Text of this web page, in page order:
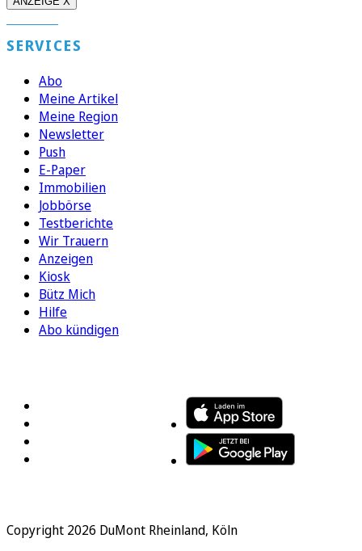
SERVICES
Abo
Meine Artikel
Meine Region
Newsletter
Push
E-Paper
Immobilien
Jobbörse
Testberichte
Wir Trauern
Anzeigen
Kiosk
Bütz Mich
Hilfe
Abo kündigen
Copyright 2026 DuMont Rheinland, Köln